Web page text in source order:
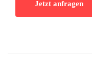
Jetzt anfragen